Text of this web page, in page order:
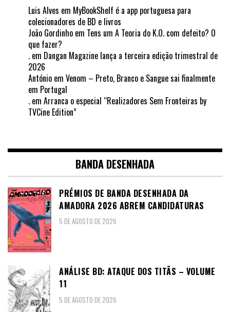
Luis Alves em MyBookShelf é a app portuguesa para
colecionadores de BD e livros
João Gordinho em Tens um A Teoria do K.O. com defeito? O
que fazer?
. em Dangan Magazine lança a terceira edição trimestral de
2026
António em Venom – Preto, Branco e Sangue sai finalmente
em Portugal
. em Arranca o especial “Realizadores Sem Fronteiras by
TVCine Edition”
BANDA DESENHADA
PRÉMIOS DE BANDA DESENHADA DA
AMADORA 2026 ABREM CANDIDATURAS
5 DE AGOSTO DE 2026
ANÁLISE BD: ATAQUE DOS TITÃS – VOLUME
11
5 DE AGOSTO DE 2026